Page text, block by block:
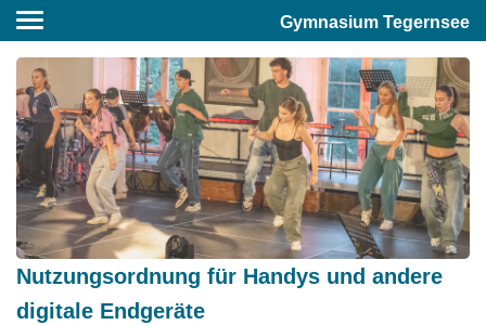
Nutzungsordnung für Handys und andere
digitale Endgeräte
Gymnasium Tegernsee